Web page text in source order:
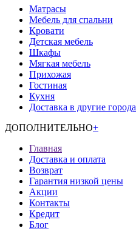
Матрасы
Мебель для спальни
Кровати
Детская мебель
Шкафы
Мягкая мебель
Прихожая
Гостиная
Кухня
Доставка в другие города
ДОПОЛНИТЕЛЬНО+
Главная
Доставка и оплата
Возврат
Гарантия низкой цены
Акции
Контакты
Кредит
Блог